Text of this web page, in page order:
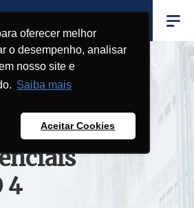
oferecer melhor
o desempenho, analisar
nosso site e
Saiba mais
Aceitar Cookies
4